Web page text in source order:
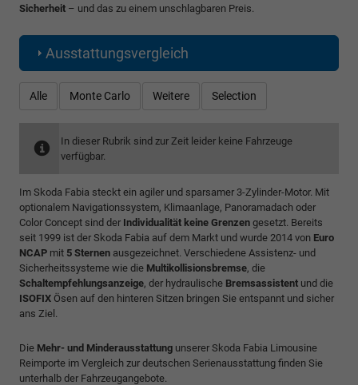
Sicherheit – und das zu einem unschlagbaren Preis.
Ausstattungsvergleich
Alle Monte Carlo Weitere Selection
In dieser Rubrik sind zur Zeit leider keine Fahrzeuge
verfügbar.
Im Skoda Fabia steckt ein agiler und sparsamer 3-Zylinder-Motor. Mit
optionalem Navigationssystem, Klimaanlage, Panoramadach oder
Color Concept sind der Individualität keine Grenzen gesetzt. Bereits
seit 1999 ist der Skoda Fabia auf dem Markt und wurde 2014 von Euro
NCAP mit 5 Sternen ausgezeichnet. Verschiedene Assistenz- und
Sicherheitssysteme wie die Multikollisionsbremse, die
Schaltempfehlungsanzeige, der hydraulische Bremsassistent und die
ISOFIX Ösen auf den hinteren Sitzen bringen Sie entspannt und sicher
ans Ziel.
Die Mehr- und Minderausstattung unserer Skoda Fabia Limousine
Reimporte im Vergleich zur deutschen Serienausstattung finden Sie
unterhalb der Fahrzeugangebote.